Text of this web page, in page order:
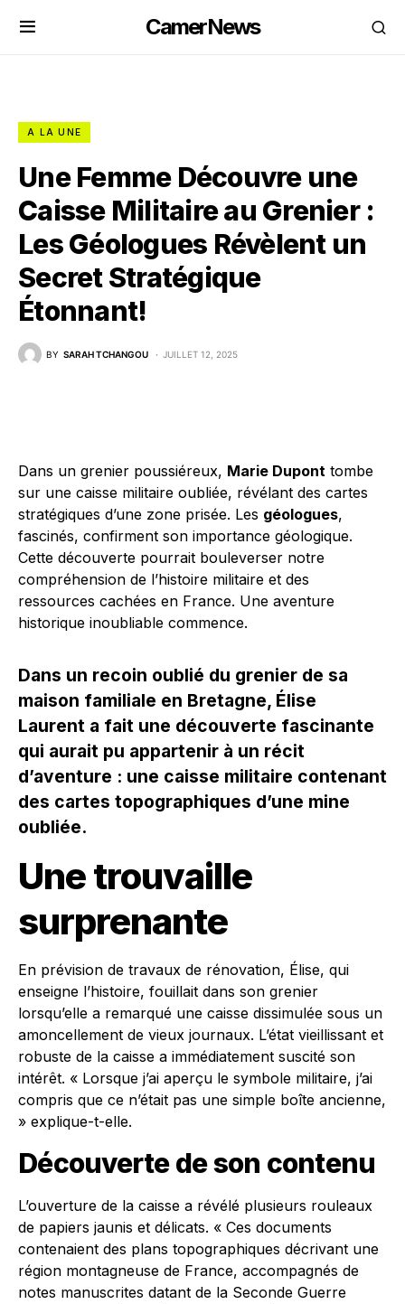
CamerNews
A LA UNE
Une Femme Découvre une
Caisse Militaire au Grenier :
Les Géologues Révèlent un
Secret Stratégique
Étonnant!
BY SARAH TCHANGOU JUILLET 12, 2025
Dans un grenier poussiéreux, Marie Dupont tombe
sur une caisse militaire oubliée, révélant des cartes
stratégiques d’une zone prisée. Les géologues,
fascinés, confirment son importance géologique.
Cette découverte pourrait bouleverser notre
compréhension de l’histoire militaire et des
ressources cachées en France. Une aventure
historique inoubliable commence.
Dans un recoin oublié du grenier de sa
maison familiale en Bretagne, Élise
Laurent a fait une découverte fascinante
qui aurait pu appartenir à un récit
d’aventure : une caisse militaire contenant
des cartes topographiques d’une mine
oubliée.
Une trouvaille
surprenante
En prévision de travaux de rénovation, Élise, qui
enseigne l’histoire, fouillait dans son grenier
lorsqu’elle a remarqué une caisse dissimulée sous un
amoncellement de vieux journaux. L’état vieillissant et
robuste de la caisse a immédiatement suscité son
intérêt. « Lorsque j’ai aperçu le symbole militaire, j’ai
compris que ce n’était pas une simple boîte ancienne,
» explique-t-elle.
Découverte de son contenu
L’ouverture de la caisse a révélé plusieurs rouleaux
de papiers jaunis et délicats. « Ces documents
contenaient des plans topographiques décrivant une
région montagneuse de France, accompagnés de
notes manuscrites datant de la Seconde Guerre